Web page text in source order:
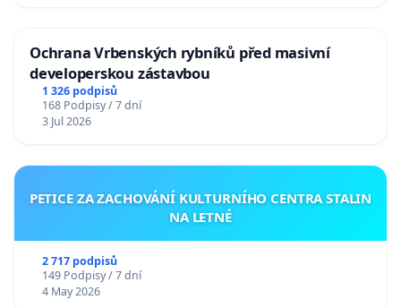
Ochrana Vrbenských rybníků před masivní
developerskou zástavbou
1 326 podpisů
168 Podpisy / 7 dní
3 Jul 2026
PETICE ZA ZACHOVÁNÍ KULTURNÍHO CENTRA STALIN
NA LETNÉ
2 717 podpisů
149 Podpisy / 7 dní
4 May 2026